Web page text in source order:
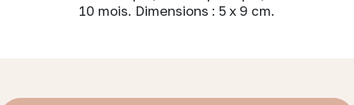
10 mois. Dimensions : 5 x 9 cm.